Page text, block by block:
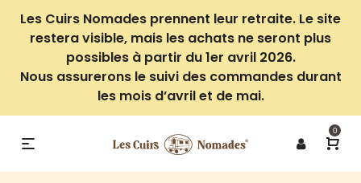
Les Cuirs Nomades prennent leur retraite. Le site
restera visible, mais les achats ne seront plus
possibles à partir du 1er avril 2026.
Nous assurerons le suivi des commandes durant
les mois d’avril et de mai.
0